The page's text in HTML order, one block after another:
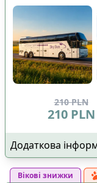
210 PLN
210 PLN
Додаткова
Вікові знижки